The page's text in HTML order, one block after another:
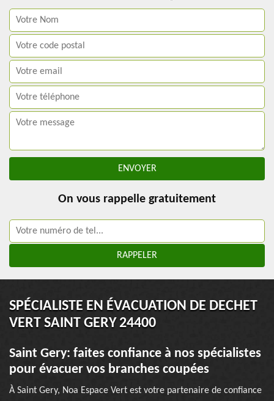
On vous rappelle gratuitement
SPÉCIALISTE EN ÉVACUATION DE DECHET
VERT SAINT GERY 24400
Saint Gery: faites confiance à nos spécialistes
pour évacuer vos branches coupées
À Saint Gery, Noa Espace Vert est votre partenaire de confiance